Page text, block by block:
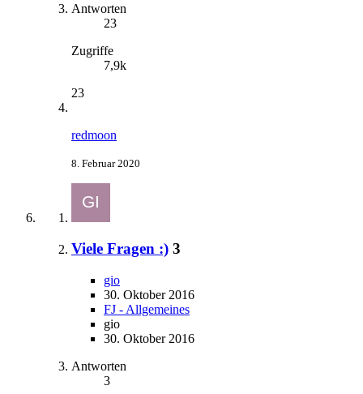
Antworten
23
Zugriffe
7,9k
23
redmoon
8. Februar 2020
Viele Fragen :) 3
gio
30. Oktober 2016
FJ - Allgemeines
gio
30. Oktober 2016
Antworten
3